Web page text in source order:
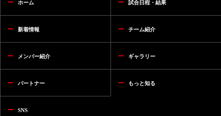
ホーム 試合日程・結果
新着情報 チーム紹介
メンバー紹介 ギャラリー
パートナー もっと知る
SNS